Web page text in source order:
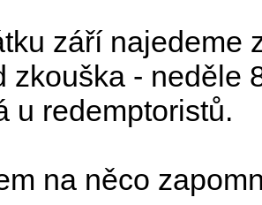
září najedeme
zkouška - neděle
u redemptoristů.
na něco